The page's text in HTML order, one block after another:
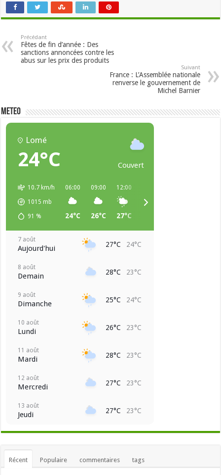
Précédant
Fêtes de fin d’année : Des
sanctions annoncées contre les
abus sur les prix des produits
Suivant
France : L’Assemblée nationale
renverse le gouvernement de
Michel Barnier
METEO
Lomé
24°C Couvert
10.7 km/h
1015 mb
91 %
06:00
24°C
09:00
26°C
12:00
27°C
7 août
Aujourd'hui 27°C 24°C
8 août
Demain 28°C 23°C
9 août
Dimanche 25°C 24°C
10 août
Lundi 26°C 23°C
11 août
Mardi 28°C 23°C
12 août
Mercredi 27°C 23°C
13 août
Jeudi 27°C 23°C
Récent Populaire commentaires tags